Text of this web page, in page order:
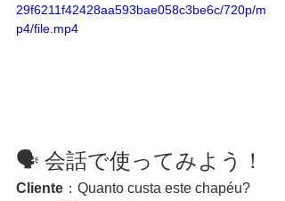
29f6211f42428aa593bae058c3be6c/720p/m
p4/file.mp4
🗣️ 会話で使ってみよう！
Cliente ：Quanto custa este chapéu?